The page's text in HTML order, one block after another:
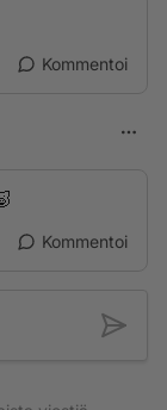
Kommentoi
Kommentoi